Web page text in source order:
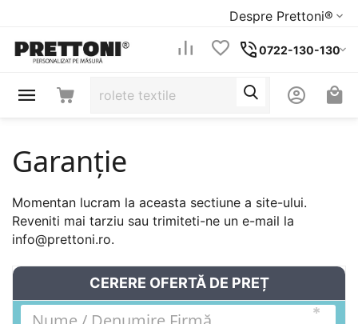
Despre Prettoni®
0722-130-130
Garanție
Momentan lucram la aceasta sectiune a site-ului.
Reveniti mai tarziu sau trimiteti-ne un e-mail la
info@prettoni.ro.
CERERE OFERTĂ DE PREȚ